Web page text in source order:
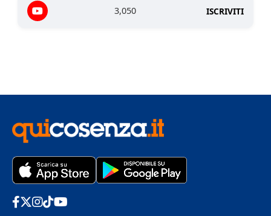
3,050 ISCRIVITI